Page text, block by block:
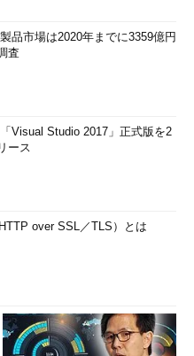
品市場は2020年までに3359億円
査
Visual Studio 2017」正式版を2
ース
over SSL／TLS）とは